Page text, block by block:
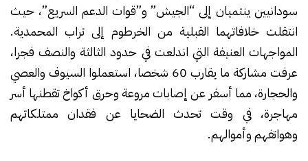
سودانيين ينتميان إلى “الجيش” و”قوات الدعم السريع”، حيث
انتقلت خلافاتهما القبلية من الخرطوم إلى تراب المحمدية.
المواجهات العنيفة التي اندلعت في حدود الثالثة والنصف فجرا،
عرفت مشاركة ما يقارب 60 شخصا، استعملوا السيوف والعصي
والحجارة، مما أسفر عن إصابات مروعة وحرق أكواخ تقطنها أسر
مهاجرة، في وقت تحدث الضحايا عن فقدان ممتلكاتهم
وهواتفهم وأموالهم.